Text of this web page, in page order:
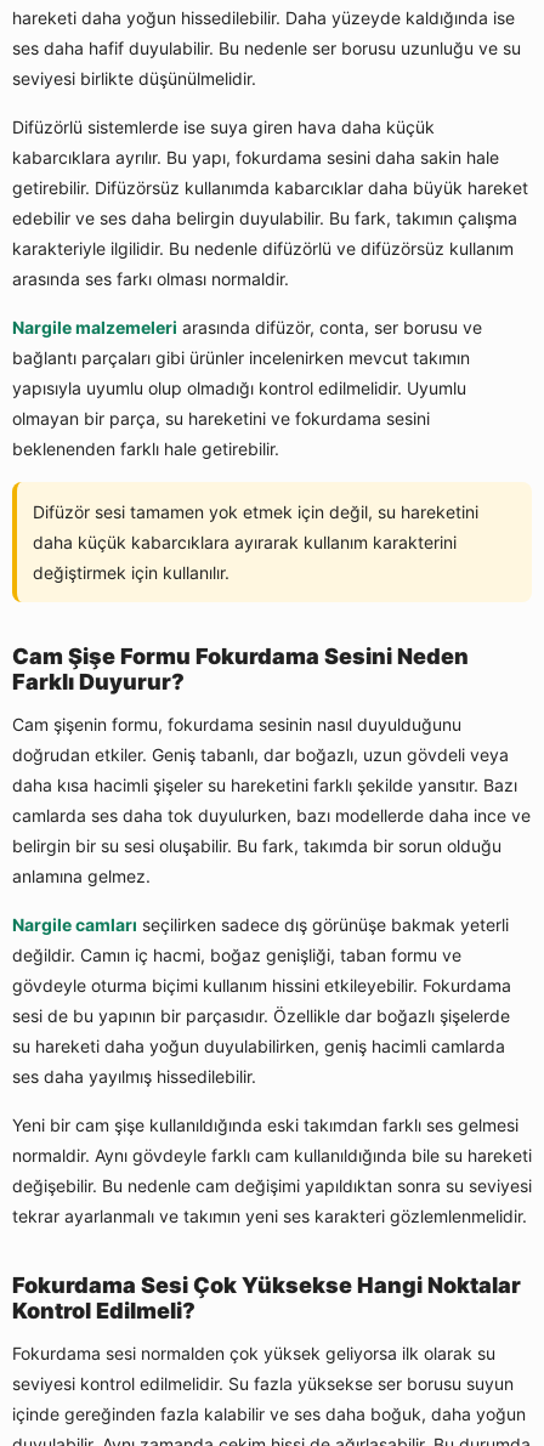
hareketi daha yoğun hissedilebilir. Daha yüzeyde kaldığında ise
ses daha hafif duyulabilir. Bu nedenle ser borusu uzunluğu ve su
seviyesi birlikte düşünülmelidir.
Difüzörlü sistemlerde ise suya giren hava daha küçük
kabarcıklara ayrılır. Bu yapı, fokurdama sesini daha sakin hale
getirebilir. Difüzörsüz kullanımda kabarcıklar daha büyük hareket
edebilir ve ses daha belirgin duyulabilir. Bu fark, takımın çalışma
karakteriyle ilgilidir. Bu nedenle difüzörlü ve difüzörsüz kullanım
arasında ses farkı olması normaldir.
Nargile malzemeleri arasında difüzör, conta, ser borusu ve
bağlantı parçaları gibi ürünler incelenirken mevcut takımın
yapısıyla uyumlu olup olmadığı kontrol edilmelidir. Uyumlu
olmayan bir parça, su hareketini ve fokurdama sesini
beklenenden farklı hale getirebilir.
Difüzör sesi tamamen yok etmek için değil, su hareketini
daha küçük kabarcıklara ayırarak kullanım karakterini
değiştirmek için kullanılır.
Cam Şişe Formu Fokurdama Sesini Neden
Farklı Duyurur?
Cam şişenin formu, fokurdama sesinin nasıl duyulduğunu
doğrudan etkiler. Geniş tabanlı, dar boğazlı, uzun gövdeli veya
daha kısa hacimli şişeler su hareketini farklı şekilde yansıtır. Bazı
camlarda ses daha tok duyulurken, bazı modellerde daha ince ve
belirgin bir su sesi oluşabilir. Bu fark, takımda bir sorun olduğu
anlamına gelmez.
Nargile camları seçilirken sadece dış görünüşe bakmak yeterli
değildir. Camın iç hacmi, boğaz genişliği, taban formu ve
gövdeyle oturma biçimi kullanım hissini etkileyebilir. Fokurdama
sesi de bu yapının bir parçasıdır. Özellikle dar boğazlı şişelerde
su hareketi daha yoğun duyulabilirken, geniş hacimli camlarda
ses daha yayılmış hissedilebilir.
Yeni bir cam şişe kullanıldığında eski takımdan farklı ses gelmesi
normaldir. Aynı gövdeyle farklı cam kullanıldığında bile su hareketi
değişebilir. Bu nedenle cam değişimi yapıldıktan sonra su seviyesi
tekrar ayarlanmalı ve takımın yeni ses karakteri gözlemlenmelidir.
Fokurdama Sesi Çok Yüksekse Hangi Noktalar
Kontrol Edilmeli?
Fokurdama sesi normalden çok yüksek geliyorsa ilk olarak su
seviyesi kontrol edilmelidir. Su fazla yüksekse ser borusu suyun
içinde gereğinden fazla kalabilir ve ses daha boğuk, daha yoğun